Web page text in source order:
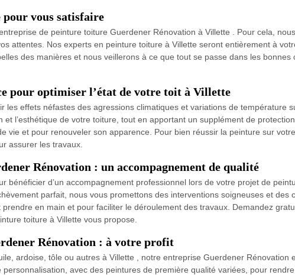
vous satisfaire
de peinture toiture Guerdener Rénovation à Villette . Pour cela,
attentes. Nos experts en peinture toiture à Villette seront entièrement à
des manières et nous veillerons à ce que tout se passe dans les
pour optimiser l’état de votre toit à Villette
les effets néfastes des agressions climatiques et variations de température
et l’esthétique de votre toiture, tout en apportant un supplément de
vie et pour renouveler son apparence. Pour bien réussir la peinture sur
assurer les travaux.
Rénovation : un accompagnement de qualité
bénéficier d’un accompagnement professionnel lors de votre projet de
parfait, nous vous promettons des interventions soigneuses et des
en main et pour faciliter le déroulement des travaux. Demandez
toiture à Villette vous propose.
Rénovation : à votre profit
ardoise, tôle ou autres à Villette , notre entreprise Guerdener Rénovation
avec des peintures de première qualité variées, pour